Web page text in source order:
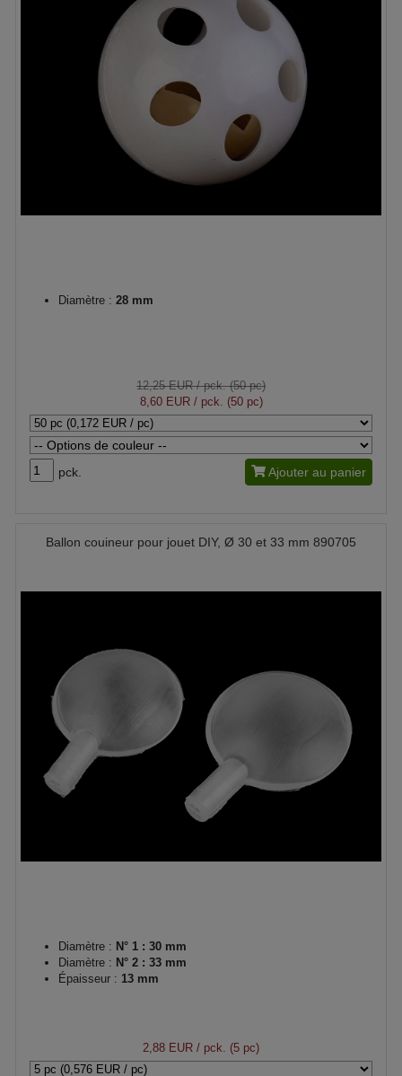
Diamètre : 28 mm
12,25 EUR/ pck. (50 pc)
8,60 EUR/ pck. (50 pc)
pck. Ajouter au panier
Ballon couineur pour jouet DIY, Ø 30 et 33 mm 890705
Diamètre : N° 1 : 30 mm
Diamètre : N° 2 : 33 mm
Épaisseur : 13 mm
2,88 EUR / pck. (5 pc)